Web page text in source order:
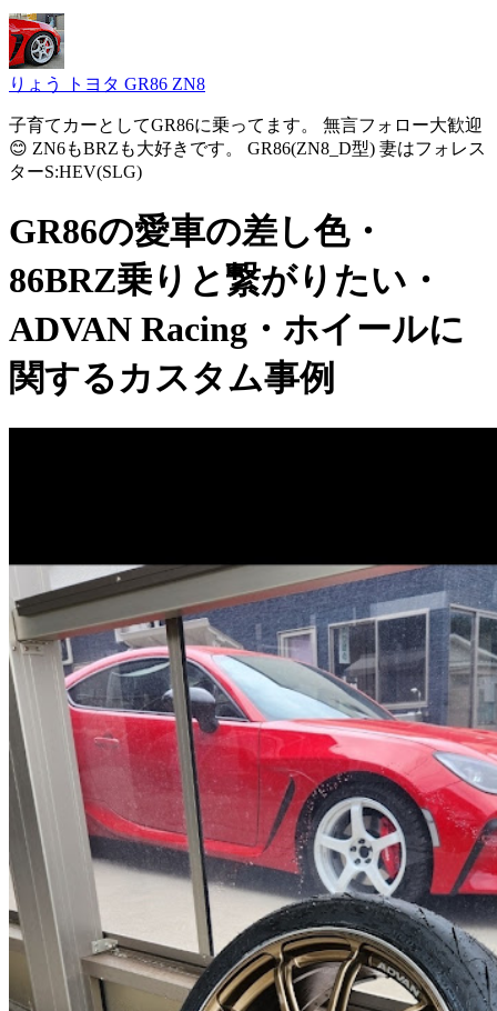
りょう トヨタ GR86 ZN8
子育てカーとしてGR86に乗ってます。 無言フォロー大歓迎
😊 ZN6もBRZも大好きです。 GR86(ZN8_D型) 妻はフォレス
ターS:HEV(SLG)
GR86の愛車の差し色・
86BRZ乗りと繋がりたい・
ADVAN Racing・ホイールに
関するカスタム事例